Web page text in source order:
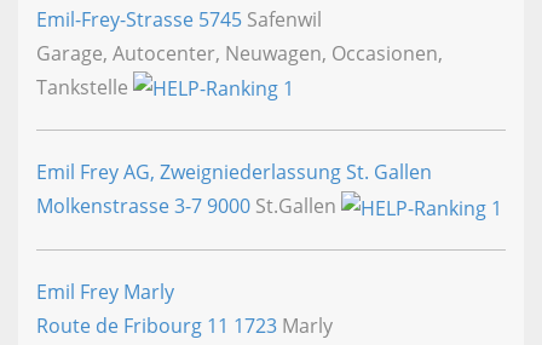
Emil-Frey-Strasse 5745 Safenwil
Garage, Autocenter, Neuwagen, Occasionen,
Tankstelle
Emil Frey AG, Zweigniederlassung St. Gallen
Molkenstrasse 3-7 9000 St.Gallen
Emil Frey Marly
Route de Fribourg 11 1723 Marly